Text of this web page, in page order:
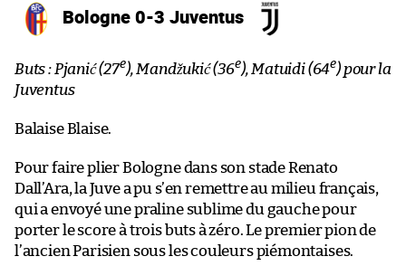
Bologne 0-3 Juventus
Buts : Pjanić (27e), Mandžukić (36e), Matuidi (64e) pour la
Juventus
Balaise Blaise.
Pour faire plier Bologne dans son stade Renato
Dall’Ara, la Juve a pu s’en remettre au milieu français,
qui a envoyé une praline sublime du gauche pour
porter le score à trois buts à zéro. Le premier pion de
l’ancien Parisien sous les couleurs piémontaises.